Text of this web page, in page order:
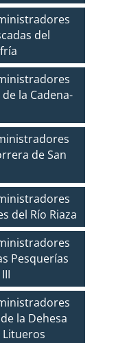
del
la Cadena-
de San
del Río Riaza
Pesquerías
la Dehesa
Litueros